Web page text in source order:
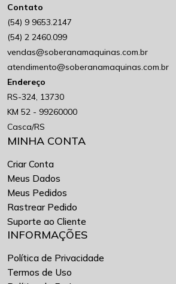
Contato
(54) 9 9653.2147
(54) 2 2460.099
vendas@soberanamaquinas.com.br
atendimento@soberanamaquinas.com.br
Endereço
RS-324, 13730
KM 52 - 99260000
Casca/RS
MINHA CONTA
Criar Conta
Meus Dados
Meus Pedidos
Rastrear Pedido
Suporte ao Cliente
INFORMAÇÕES
Política de Privacidade
Termos de Uso